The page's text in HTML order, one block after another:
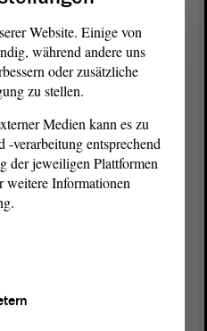
deutschlandweit
Neuruppin
Mitglieder wegen des
kriminellen
die Polizei wegen der
Leipzig. Es steht
ist. Es zeigt aber
noch der
zu werden. Wir sollten
Website. Einige von
während andere uns
oder zusätzliche
zu stellen.
Medien kann es zu
-verarbeitung entsprechend
der jeweiligen Plattformen
weitere Informationen